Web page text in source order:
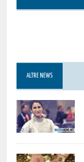
ALTRE NEWS